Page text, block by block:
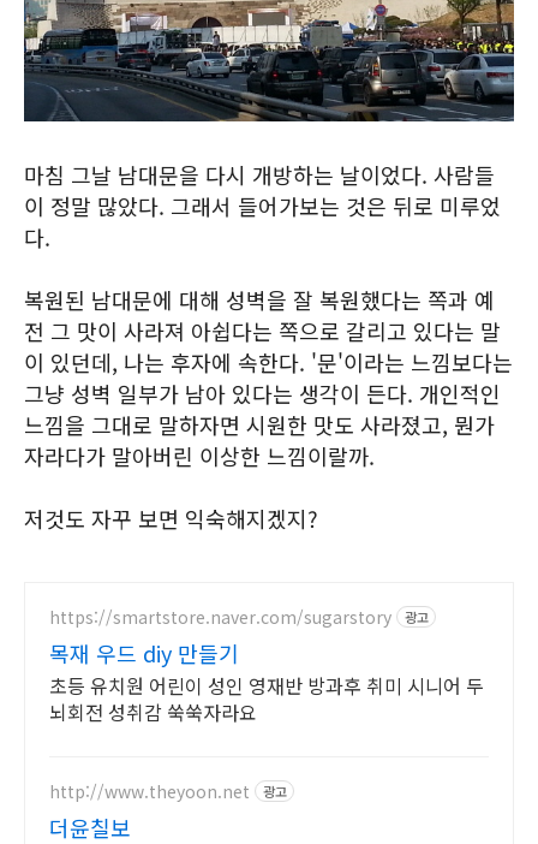
마침 그날 남대문을 다시 개방하는 날이었다. 사람들
이 정말 많았다. 그래서 들어가보는 것은 뒤로 미루었
다.
복원된 남대문에 대해 성벽을 잘 복원했다는 쪽과 예
전 그 맛이 사라져 아쉽다는 쪽으로 갈리고 있다는 말
이 있던데, 나는 후자에 속한다. '문'이라는 느낌보다는
그냥 성벽 일부가 남아 있다는 생각이 든다. 개인적인
느낌을 그대로 말하자면 시원한 맛도 사라졌고, 뭔가
자라다가 말아버린 이상한 느낌이랄까.
저것도 자꾸 보면 익숙해지겠지?
https://smartstore.naver.com/sugarstory 광고
목재 우드 diy 만들기
초등 유치원 어린이 성인 영재반 방과후 취미 시니어 두
뇌회전 성취감 쑥쑥자라요
http://www.theyoon.net 광고
더윤칠보